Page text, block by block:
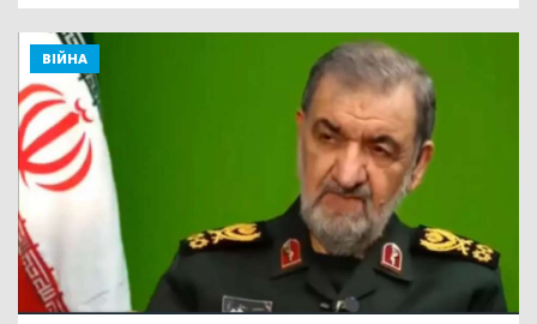
ВІЙНА